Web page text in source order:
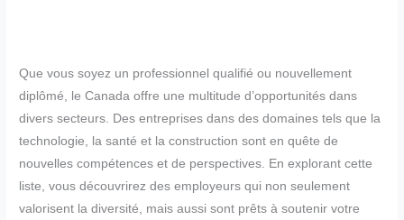
Que vous soyez un professionnel qualifié ou nouvellement
diplômé, le Canada offre une multitude d’opportunités dans
divers secteurs. Des entreprises dans des domaines tels que la
technologie, la santé et la construction sont en quête de
nouvelles compétences et de perspectives. En explorant cette
liste, vous découvrirez des employeurs qui non seulement
valorisent la diversité, mais aussi sont prêts à soutenir votre